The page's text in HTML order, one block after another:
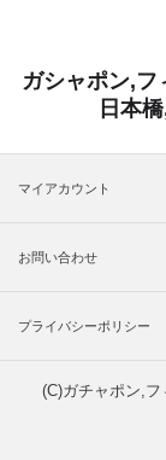
ガシャポン,フ
日本
マイアカウント
お問い合わせ
プライバシーポリシー
(C)ガチャポン,